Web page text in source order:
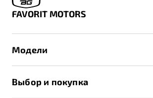
FAVORIT MOTORS
Модели
Выбор и покупка